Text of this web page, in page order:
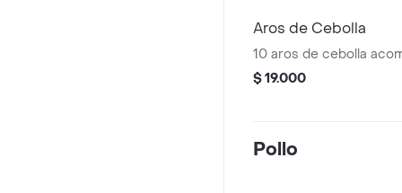
Aros de Cebolla
10 aros de cebolla
$ 19.000
Pollo